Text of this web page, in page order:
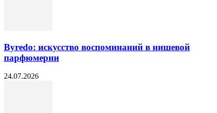
Byredo: искусство воспоминаний в нишевой
парфюмерии
24.07.2026